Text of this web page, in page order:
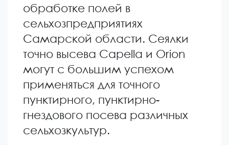
обработке полей в
сельхозпредприятиях
Самарской области. Сеялки
точно высева Capella и Orion
могут с большим успехом
применяться для точного
пунктирного, пунктирно-
гнездового посева различных
сельхозкультур.